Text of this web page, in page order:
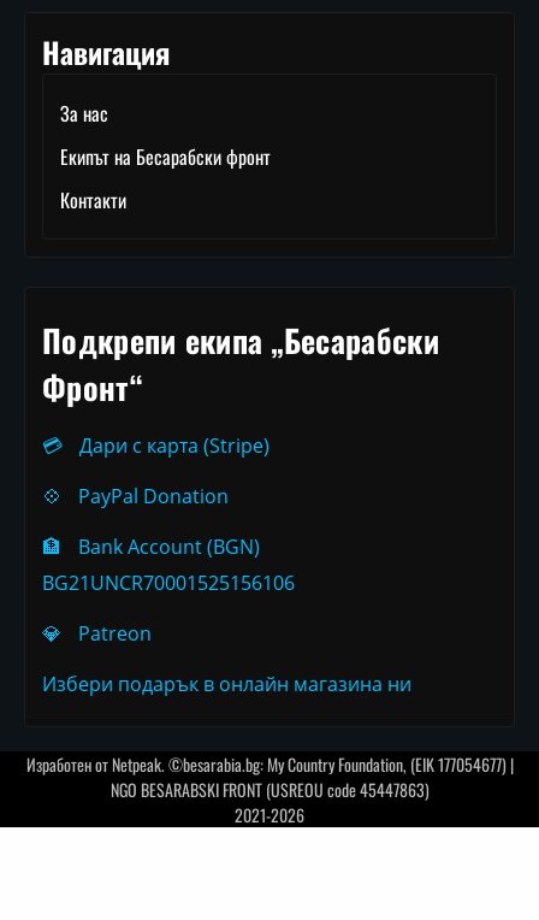
Навигация
За нас
Екипът на Бесарабски фронт
Контакти
Подкрепи екипа „Бесарабски
Фронт“
💳
Дари с карта (Stripe)
💠
PayPal Donation
🏦
Bank Account (BGN)
BG21UNCR70001525156106
💎
Patreon
Избери подарък в онлайн магазина ни
Изработен отNetpeak. ©besarabia.bg: My Country Foundation, (EIK 177054677) |
NGO BESARABSKI FRONT (USREOU code 45447863)
2021-2026